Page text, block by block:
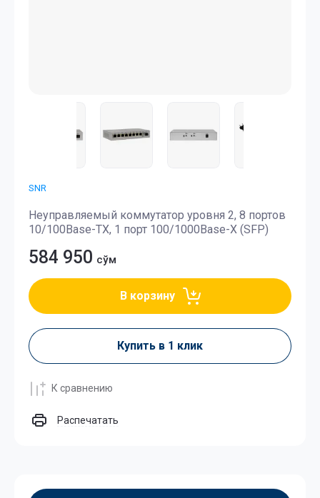
SNR
Неуправляемый коммутатор уровня 2, 8 портов
10/100Base-TX, 1 порт 100/1000Base-X (SFP)
584 950 сўм
В корзину
Купить в 1 клик
К сравнению
Распечатать